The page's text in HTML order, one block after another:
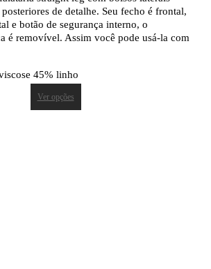
de detalhe. Seu fecho é frontal,
e botão de segurança interno, o
é removível. Assim você pode usá-la com
45% linho
Ver opções